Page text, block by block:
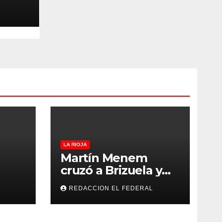
La
LA RIOJA
Martín Menem
cruzó a Brizuela y
Doria por los
incendios en
Guanchín: “Miente
REDACCION EL FEDERAL